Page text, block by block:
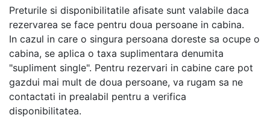
Preturile si disponibilitatile afisate sunt valabile daca
rezervarea se face pentru doua persoane in cabina.
In cazul in care o singura persoana doreste sa ocupe o
cabina, se aplica o taxa suplimentara denumita
"supliment single". Pentru rezervari in cabine care pot
gazdui mai mult de doua persoane, va rugam sa ne
contactati in prealabil pentru a verifica
disponibilitatea.